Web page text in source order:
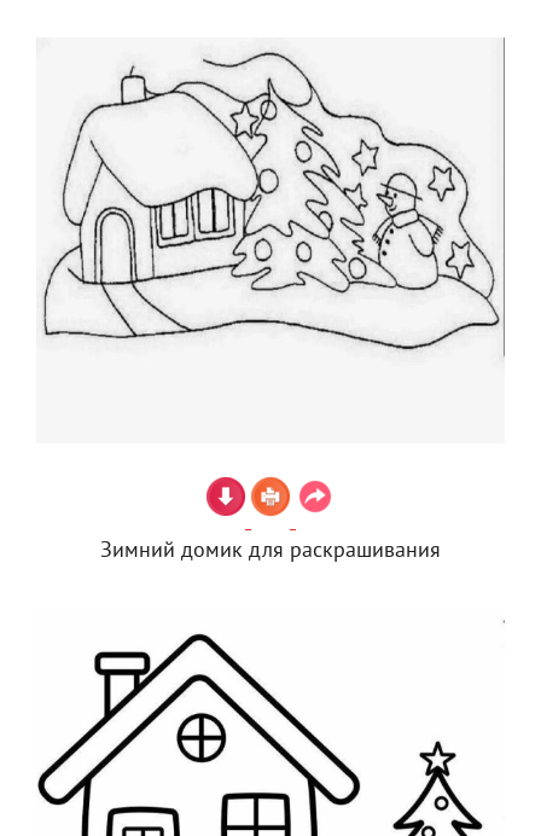
Зимний домик для раскрашивания